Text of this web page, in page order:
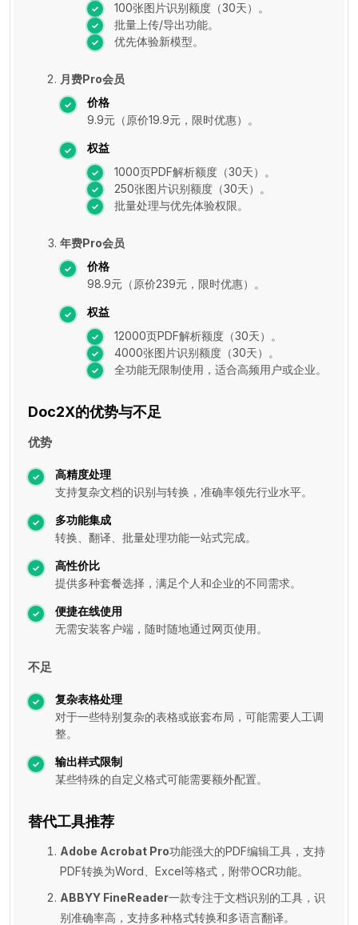
100张图片识别额度（30天）。
批量上传/导出功能。
优先体验新模型。
月费Pro会员
价格
9.9元（原价19.9元，限时优惠）。
权益
1000页PDF解析额度（30天）。
250张图片识别额度（30天）。
批量处理与优先体验权限。
年费Pro会员
价格
98.9元（原价239元，限时优惠）。
权益
12000页PDF解析额度（30天）。
4000张图片识别额度（30天）。
全功能无限制使用，适合高频用户或企业。
Doc2X的优势与不足
优势
高精度处理
支持复杂文档的识别与转换，准确率领先行业水平。
多功能集成
转换、翻译、批量处理功能一站式完成。
高性价比
提供多种套餐选择，满足个人和企业的不同需求。
便捷在线使用
无需安装客户端，随时随地通过网页使用。
不足
复杂表格处理
对于一些特别复杂的表格或嵌套布局，可能需要人工调
整。
输出样式限制
某些特殊的自定义格式可能需要额外配置。
替代工具推荐
Adobe Acrobat Pro功能强大的PDF编辑工具，支持
PDF转换为Word、Excel等格式，附带OCR功能。
ABBYY FineReader一款专注于文档识别的工具，识
别准确率高，支持多种格式转换和多语言翻译。